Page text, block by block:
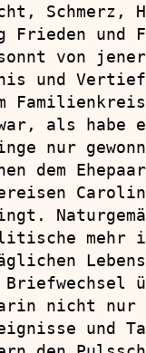
Schmerz,
Frieden und
von
und
war, als
nur
dem
mehr
Briefwechsel
nicht nur
und